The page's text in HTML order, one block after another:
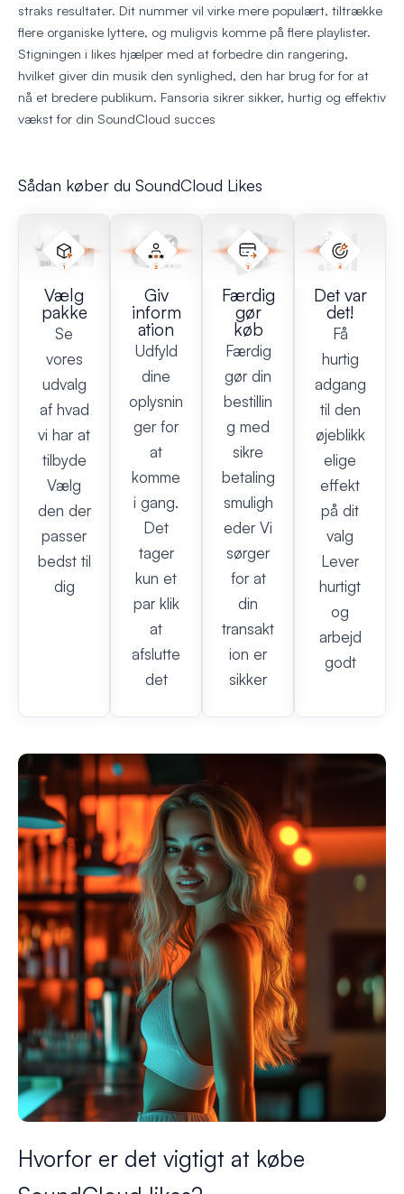
straks resultater. Dit nummer vil virke mere populært, tiltrække
flere organiske lyttere, og muligvis komme på flere playlister.
Stigningen i likes hjælper med at forbedre din rangering,
hvilket giver din musik den synlighed, den har brug for for at
nå et bredere publikum. Fansoria sikrer sikker, hurtig og effektiv
vækst for din SoundCloud succes
Sådan køber du SoundCloud Likes
Vælg
pakke
Se
vores
udvalg
af hvad
vi har at
tilbyde
Vælg
den der
passer
bedst til
dig
Giv
inform
ation
Udfyld
dine
oplysnin
ger for
at
komme
i gang.
Det
tager
kun et
par klik
at
afslutte
det
Færdig
gør
køb
Færdig
gør din
bestillin
g med
sikre
betaling
smuligh
eder Vi
sørger
for at
din
transakt
ion er
sikker
Det var
det!
Få
hurtig
adgang
til den
øjeblikk
elige
effekt
på dit
valg
Lever
hurtigt
og
arbejd
godt
Hvorfor er det vigtigt at købe